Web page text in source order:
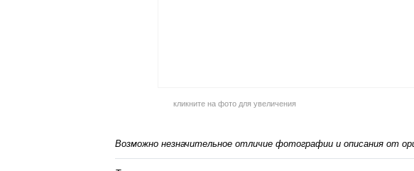
кликните на фото для увеличения
Возможно незначительное отличие фотографии и описания от